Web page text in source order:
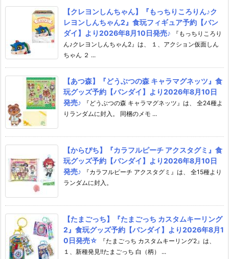
【クレヨンしんちゃん】『もっちりころりん♪ク
レヨンしんちゃん2』食玩フィギュア予約【バン
ダイ】より2026年8月10日発売♪
『もっちりころり
ん♪クレヨンしんちゃん2』は、 １、アクション仮面しん
ちゃん ２ ...
【あつ森】『どうぶつの森 キャラマグネッツ』食
玩グッズ予約【バンダイ】より2026年8月10日
発売♪
『どうぶつの森 キャラマグネッツ』は、 全24種よ
りランダムに封入。 同梱のメモ ...
【からぴち】『カラフルピーチ アクスタグミ』食
玩グッズ予約【バンダイ】より2026年8月10日
発売♪
『カラフルピーチ アクスタグミ』は、 全15種より
ランダムに封入。
【たまごっち】『たまごっち カスタムキーリング
2』食玩グッズ予約【バンダイ】より2026年8月1
0日発売☆
『たまごっち カスタムキーリング2』は、
１、新種発見!!たまごっち 白（柄） ...